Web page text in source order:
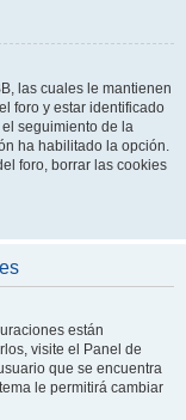
las cuales le mantienen
foro y estar identificado
seguimiento de la
ha habilitado la opción.
foro, borrar las cookies
están
visite el Panel de
que se encuentra
le permitirá cambiar